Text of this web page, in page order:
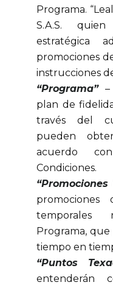
Programa.
S.A.S.
estratégica
promociones
instrucciones
“Programa”–
plan de
través del
pueden
acuerdo
Condiciones.
“Promociones
promociones
temporales
Programa,
tiempo en
“Puntos
entenderán